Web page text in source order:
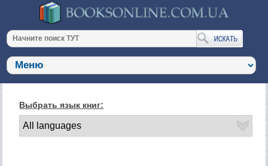
Выбрать язык книг: